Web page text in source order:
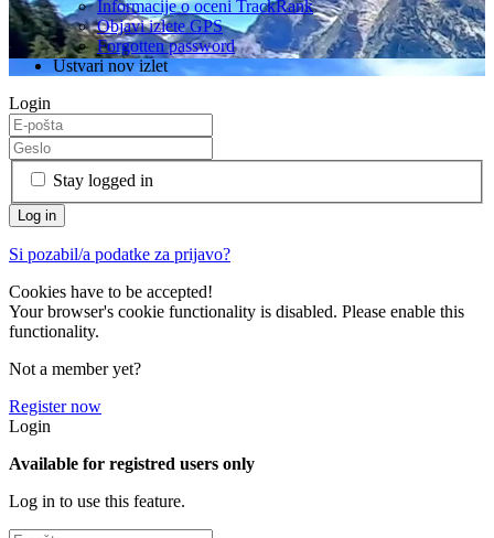
Informacije o oceni TrackRank
Objavi izlete GPS
Forgotten password
Ustvari nov izlet
Login
Stay logged in
Si pozabil/a podatke za prijavo?
Cookies have to be accepted!
Your browser's cookie functionality is disabled. Please enable this
functionality.
Not a member yet?
Register now
Login
Available for registred users only
Log in to use this feature.